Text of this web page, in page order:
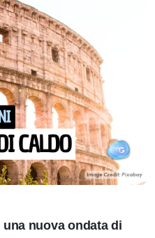
una nuova ondata di